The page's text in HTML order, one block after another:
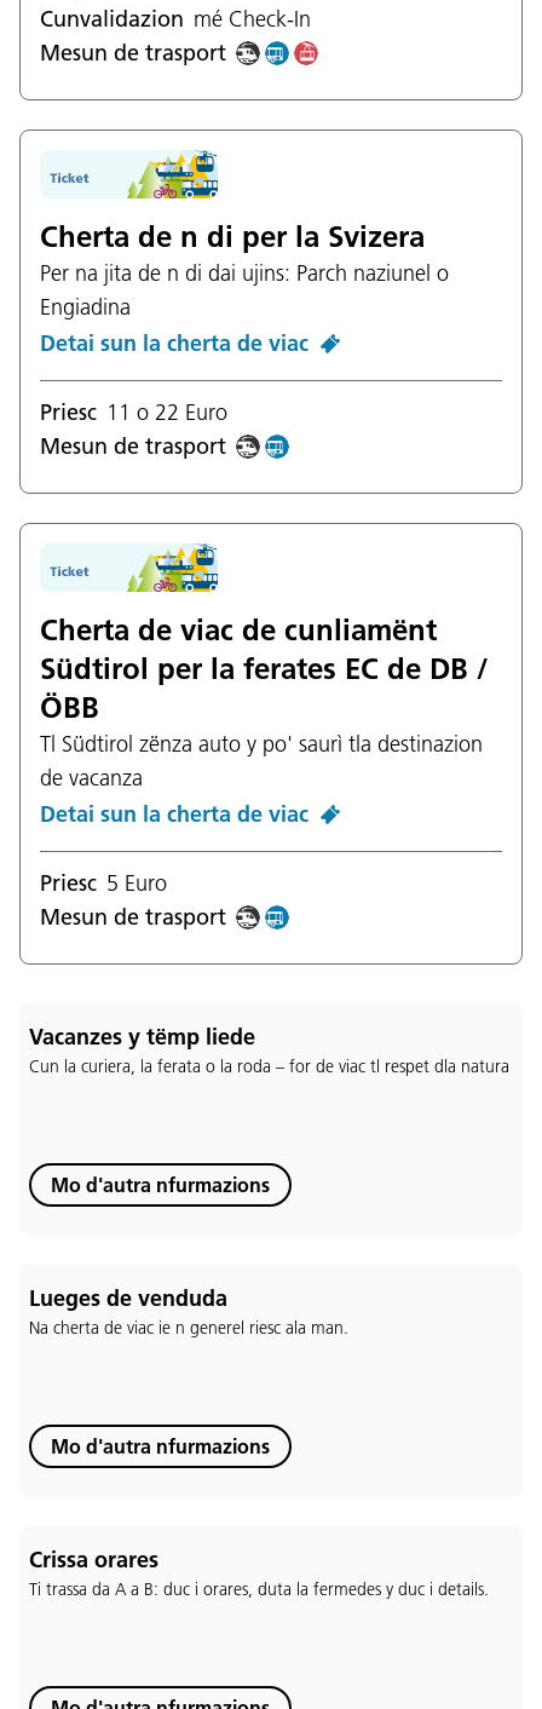
DEU
ITA LAD ENG
Cunvalidazion mé Check-In
Mesun de trasport
Cherta de n di per la Svizera
Per na jita de n di dai ujins: Parch naziunel o
Engiadina
Detai sun la cherta de viac
Priesc 11 o 22 Euro
Mesun de trasport
Cherta de viac de cunliamënt
Südtirol per la ferates EC de DB /
ÖBB
Tl Südtirol zënza auto y po' saurì tla destinazion
de vacanza
Detai sun la cherta de viac
Priesc 5 Euro
Mesun de trasport
Vacanzes y tëmp liede
Cun la curiera, la ferata o la roda – for de viac tl respet dla natura
Mo d'autra nfurmazions
Lueges de venduda
Na cherta de viac ie n generel riesc ala man.
Mo d'autra nfurmazions
Crissa orares
Ti trassa da A a B: duc i orares, duta la fermedes y duc i details.